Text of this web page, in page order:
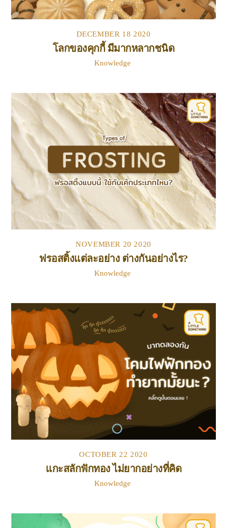
DECEMBER 18 2020
โลกของคุกกี้ มีมากหลากชนิด
Knowledge
NOVEMBER 20 2020
ฟรอสติ้งแต่ละอย่าง ต่างกันอย่างไร?
Knowledge
OCTOBER 22 2020
แกะสลักฟักทอง ไม่ยากอย่างที่คิด
Knowledge